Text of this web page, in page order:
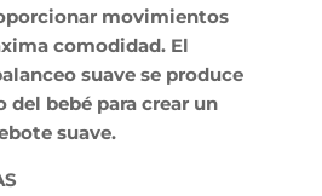
movimientos
comodidad. El
suave se produce
del bebé para crear un
suave.